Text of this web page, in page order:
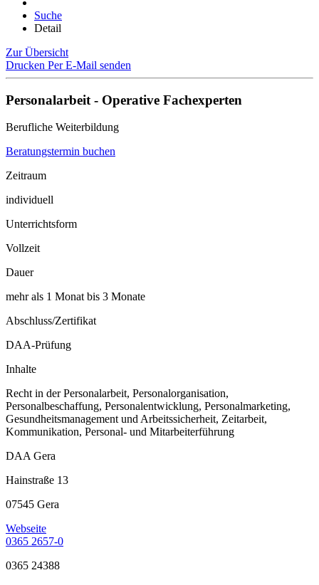
Suche
Detail
Zur Übersicht
Drucken Per E-Mail senden
Personalarbeit - Operative Fachexperten
Berufliche Weiterbildung
Beratungstermin buchen
Zeitraum
individuell
Unterrichtsform
Vollzeit
Dauer
mehr als 1 Monat bis 3 Monate
Abschluss/Zertifikat
DAA-Prüfung
Inhalte
Recht in der Personalarbeit, Personalorganisation,
Personalbeschaffung, Personalentwicklung, Personalmarketing,
Gesundheitsmanagement und Arbeitssicherheit, Zeitarbeit,
Kommunikation, Personal- und Mitarbeiterführung
DAA Gera
Hainstraße 13
07545 Gera
Webseite
0365 2657-0
0365 24388